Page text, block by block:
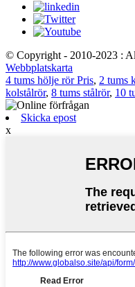
© Copyright - 2010-2023 :
Webbplatskarta
4 tums hölje rör Pris, 2 tums
kolstålrör, 8 tums stålrör, 10
Skicka epost
x